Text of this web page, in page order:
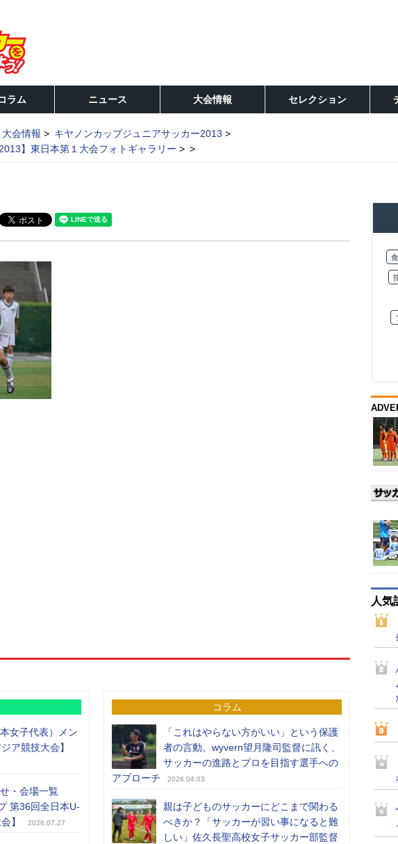
ラム ニュース 大会情報 セレクション
大会情報
キヤノンカップジュニアサッカー2013
】東日本第１大会フォトギャラリー
女子代表）メン
ア競技大会】
・会場一覧
第36回全日本U-
】
2026.07.27
コラム
「これはやらない方がいい」という保護
者の言動。wyvern望月隆司監督に訊く、
サッカーの進路とプロを目指す選手への
アプローチ
2026.04.03
親は子どものサッカーにどこまで関わる
べきか？「サッカーが習い事になると難
しい」佐久長聖高校女子サッカー部監督
人気